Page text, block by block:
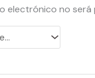
electrónico no será